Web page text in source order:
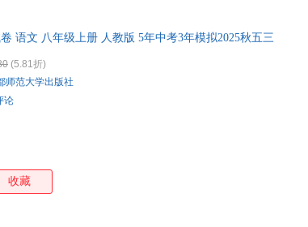
语文 八年级上册 人教版 5年中考3年模拟2025秋五三
(5.81折)
论
师范大学出版社
收藏